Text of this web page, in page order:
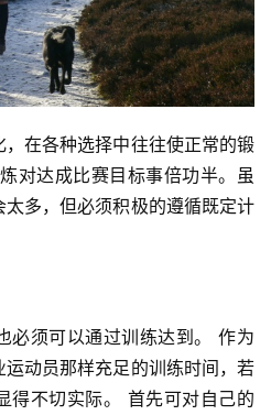
在各种选择中往往使正常的锻
对达成比赛目标事倍功半。虽
多，但必须积极的遵循既定计
必须可以通过训练达到。 作为
动员那样充足的训练时间，若
得不切实际。 首先可对自己的